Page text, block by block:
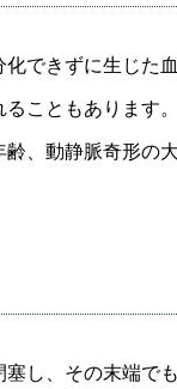
できずに生じた
こともあります
、動静脈奇形の
し、その末端で